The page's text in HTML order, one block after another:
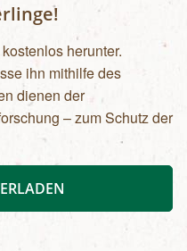
herunter.
ihn mithilfe des
dienen der
– zum Schutz der